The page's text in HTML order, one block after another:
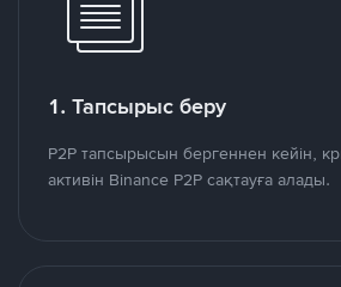
1. Тапсырыс беру
P2P тапсырысын бергеннен кейін,
активін Binance P2P сақтауға алады.